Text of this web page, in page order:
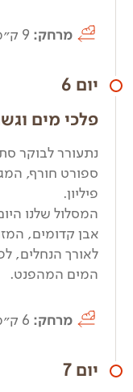
מרחק: 9 ק״מ
יום 6
פלכי מים
נתעורר לבוקר
ספורט חורף,
פיליון.
המסלול שלנו
אבן קדומים,
לאורך הנחלים,
המים המהפנט.
מרחק: 6 ק״מ
יום 7